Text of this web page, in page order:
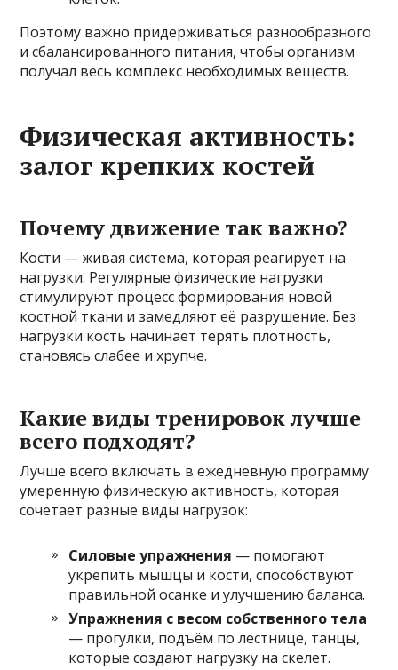
Поэтому важно придерживаться разнообразного
и сбалансированного питания, чтобы организм
получал весь комплекс необходимых веществ.
Физическая активность:
залог крепких костей
Почему движение так важно?
Кости — живая система, которая реагирует на
нагрузки. Регулярные физические нагрузки
стимулируют процесс формирования новой
костной ткани и замедляют её разрушение. Без
нагрузки кость начинает терять плотность,
становясь слабее и хрупче.
Какие виды тренировок лучше
всего подходят?
Лучше всего включать в ежедневную программу
умеренную физическую активность, которая
сочетает разные виды нагрузок:
Силовые упражнения — помогают
укрепить мышцы и кости, способствуют
правильной осанке и улучшению баланса.
Упражнения с весом собственного тела
— прогулки, подъём по лестнице, танцы,
которые создают нагрузку на скелет.